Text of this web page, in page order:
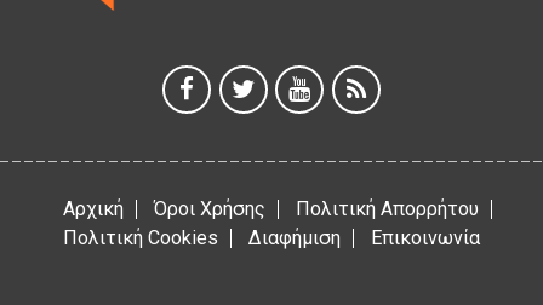
5 Αυγούστου 2026
5 Αυγούστου 2026
Αρχική Όροι Χρήσης
Πολιτική Απορρήτου
Πολιτική Cookies
Διαφήμιση Επικοινωνία